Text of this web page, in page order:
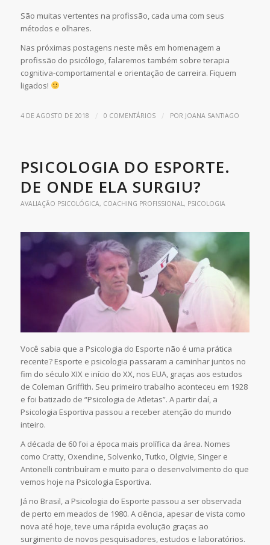
São muitas vertentes na profissão, cada uma com seus
métodos e olhares.
Nas próximas postagens neste mês em homenagem a
profissão do psicólogo, falaremos também sobre terapia
cognitiva-comportamental e orientação de carreira. Fiquem
ligados!
4 DE AGOSTO DE 2018 / 0 COMENTÁRIOS / POR JOANA SANTIAGO
PSICOLOGIA DO ESPORTE.
DE ONDE ELA SURGIU?
AVALIAÇÃO PSICOLÓGICA, COACHING PROFISSIONAL , PSICOLOGIA
Você sabia que a Psicologia do Esporte não é uma prática
recente? Esporte e psicologia passaram a caminhar juntos no
fim do século XIX e início do XX, nos EUA, graças aos estudos
de Coleman Griffith. Seu primeiro trabalho aconteceu em 1928
e foi batizado de “Psicologia de Atletas”. A partir daí, a
Psicologia Esportiva passou a receber atenção do mundo
inteiro.
A década de 60 foi a época mais prolífica da área. Nomes
como Cratty, Oxendine, Solvenko, Tutko, Olgivie, Singer e
Antonelli contribuíram e muito para o desenvolvimento do que
vemos hoje na Psicologia Esportiva.
Já no Brasil, a Psicologia do Esporte passou a ser observada
de perto em meados de 1980. A ciência, apesar de vista como
nova até hoje, teve uma rápida evolução graças ao
surgimento de novos pesquisadores, estudos e laboratórios.